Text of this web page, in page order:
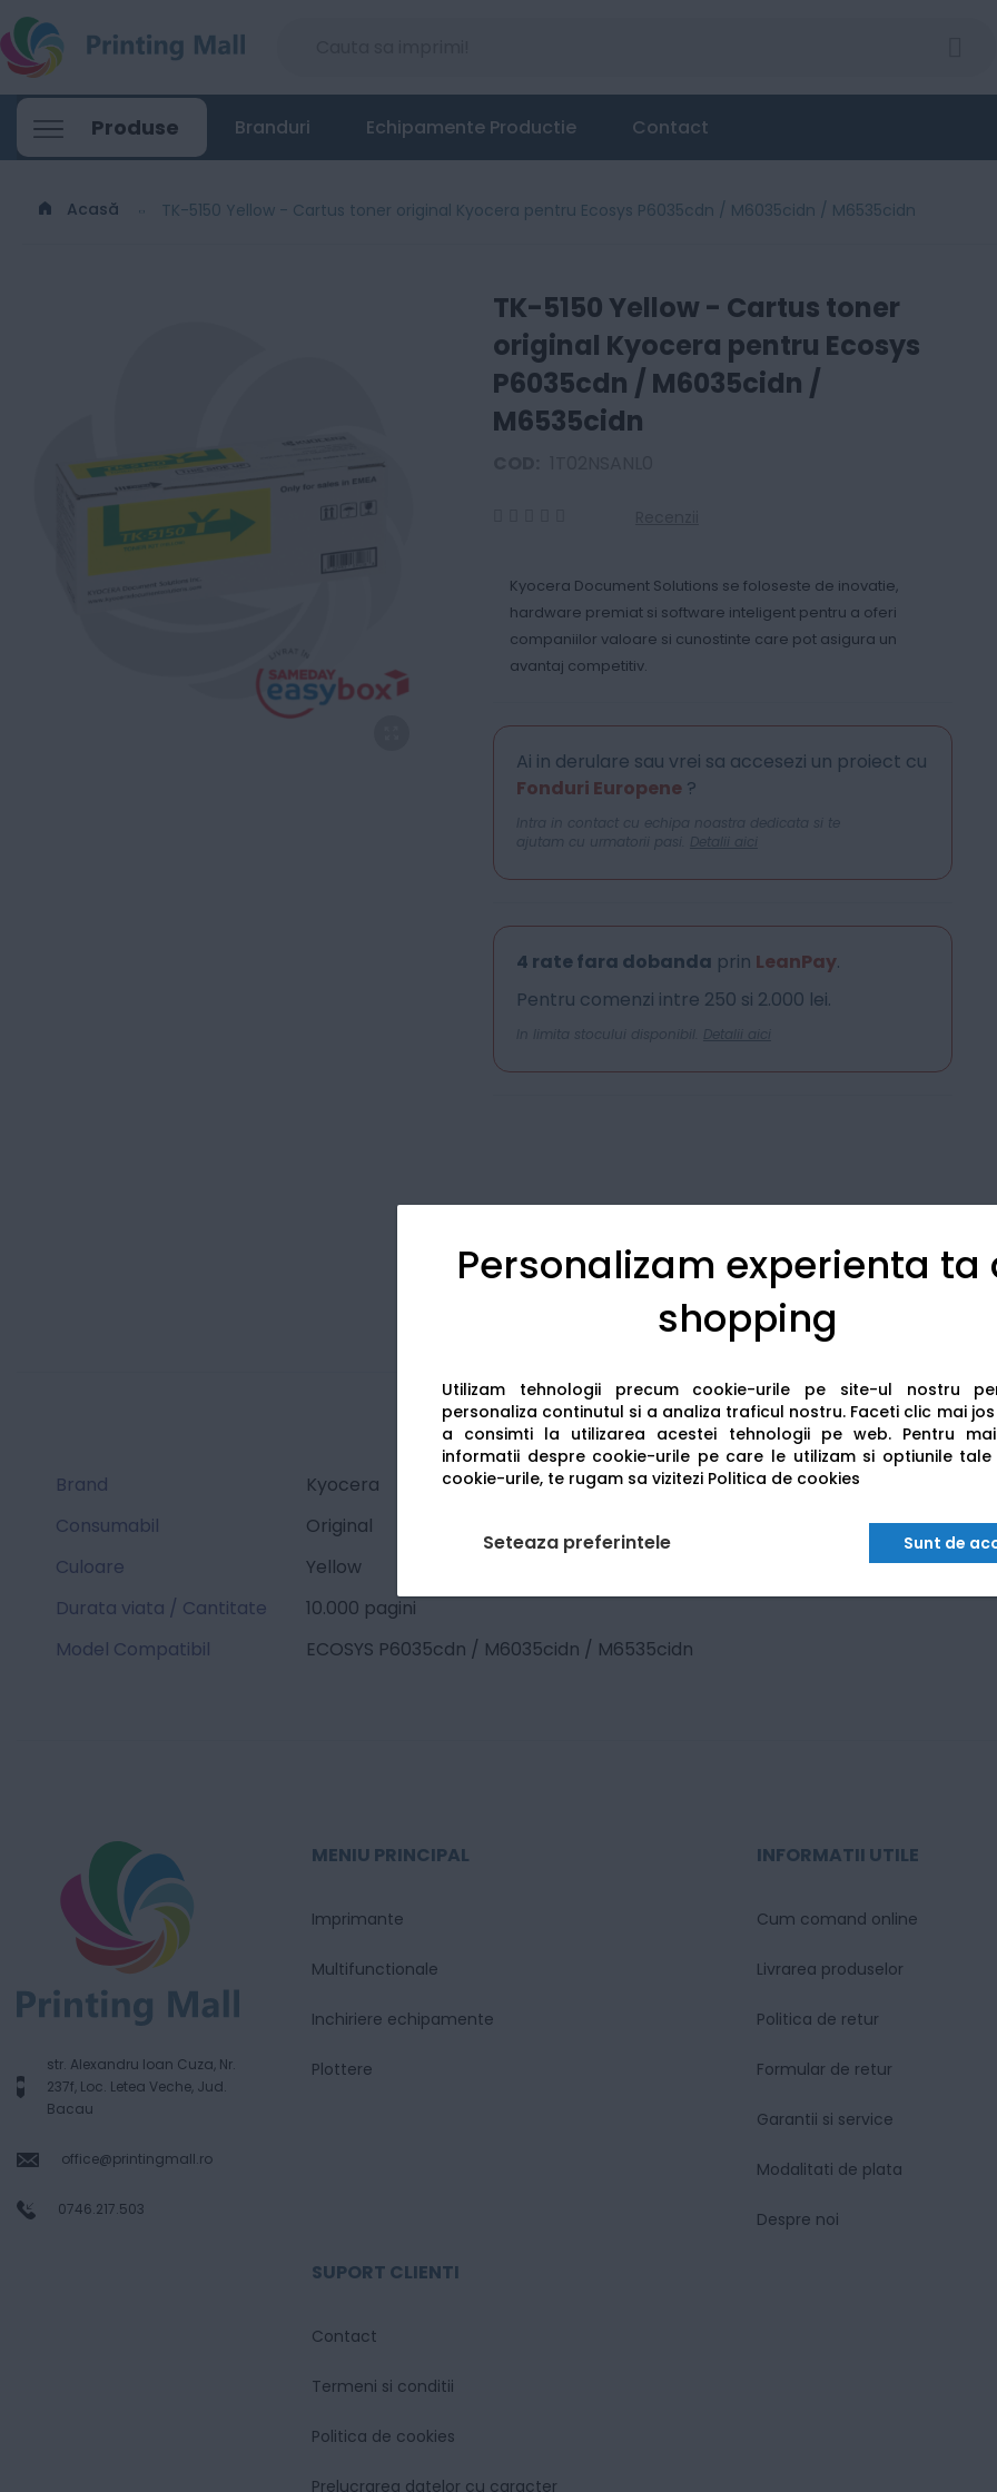
Personalizam experienta ta
shopping
Utilizam tehnologii precum cookie-urile pe site-ul nostru
personaliza continutul si a analiza traficul nostru. Faceti clic mai
a consimti la utilizarea acestei tehnologii pe web. Pentru
informatii despre cookie-urile pe care le utilizam si optiunile tale
cookie-urile, te rugam sa vizitezi Politica de cookies
Seteaza preferintele Sunt de
Produse Branduri Echipamente Productie Contact
Acasă TK-5150 Yellow - Cartus toner original Kyocera pentru Ecosys P6035cdn / M6035cidn / M6535cidn
TK-5150 Yellow - Cartus toner
original Kyocera pentru Ecosys
P6035cdn / M6035cidn /
M6535cidn
Kyocera Document Solutions se foloseste de inovatie,
hardware premiat si software inteligent pentru a oferi
companiilor valoare si cunostinte care pot asigura un
avantaj competitiv.
Ai in derulare sau vrei sa accesezi un proiect cu
Fonduri Europene?
Intra in contact cu echipa noastra dedicata si te
ajutam cu urmatorii pasi. Detalii aici
4 rate fara dobanda prin LeanPay.
Pentru comenzi intre 250 si 2.000 lei.
In limita stocului disponibil. Detalii aici
Detalii tehnice
Brand
Kyocera
Consumabil
Original
Culoare
Yellow
Durata viata / Cantitate
10.000 pagini
Model Compatibil
ECOSYS P6035cdn / M6035cidn / M6535cidn
Recenzii
str. Alexandru Ioan Cuza, Nr.
237f, Loc. Letea Veche, Jud.
Bacau
office@printingmall.ro
0746.217.503
MENIU PRINCIPAL
Imprimante
Multifunctionale
Inchiriere echipamente
Plottere
INFORMATII UTILE
Cum comand online
Livrarea produselor
Politica de retur
Formular de retur
Garantii si service
Modalitati de plata
Despre noi
SUPORT CLIENTI
Contact
Termeni si conditii
Politica de cookies
Prelucrarea datelor cu caracter